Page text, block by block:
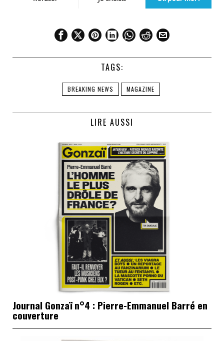
TAGS:
BREAKING NEWS MAGAZINE
LIRE AUSSI
Journal Gonzaï n°4 : Pierre-Emmanuel Barré en
couverture